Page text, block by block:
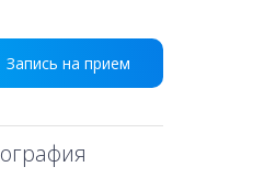
Запись на прием